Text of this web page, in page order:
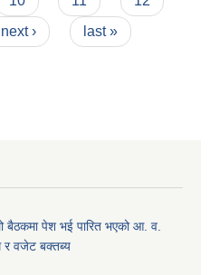
next › last »
बैठकमा पेश भई पारित भएको आ. व.
र वजेट बक्तब्य